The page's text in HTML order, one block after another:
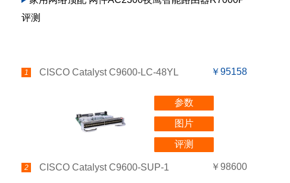
评测
1 CISCO Catalyst C9600-LC-48YL ￥95158
参数
图片
评测
2 CISCO Catalyst C9600-SUP-1 ￥98600